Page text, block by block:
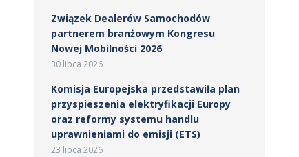
Związek Dealerów Samochodów
partnerem branżowym Kongresu
Nowej Mobilności 2026
30 lipca 2026
Komisja Europejska przedstawiła plan
przyspieszenia elektryfikacji Europy
oraz reformy systemu handlu
uprawnieniami do emisji (ETS)
23 lipca 2026